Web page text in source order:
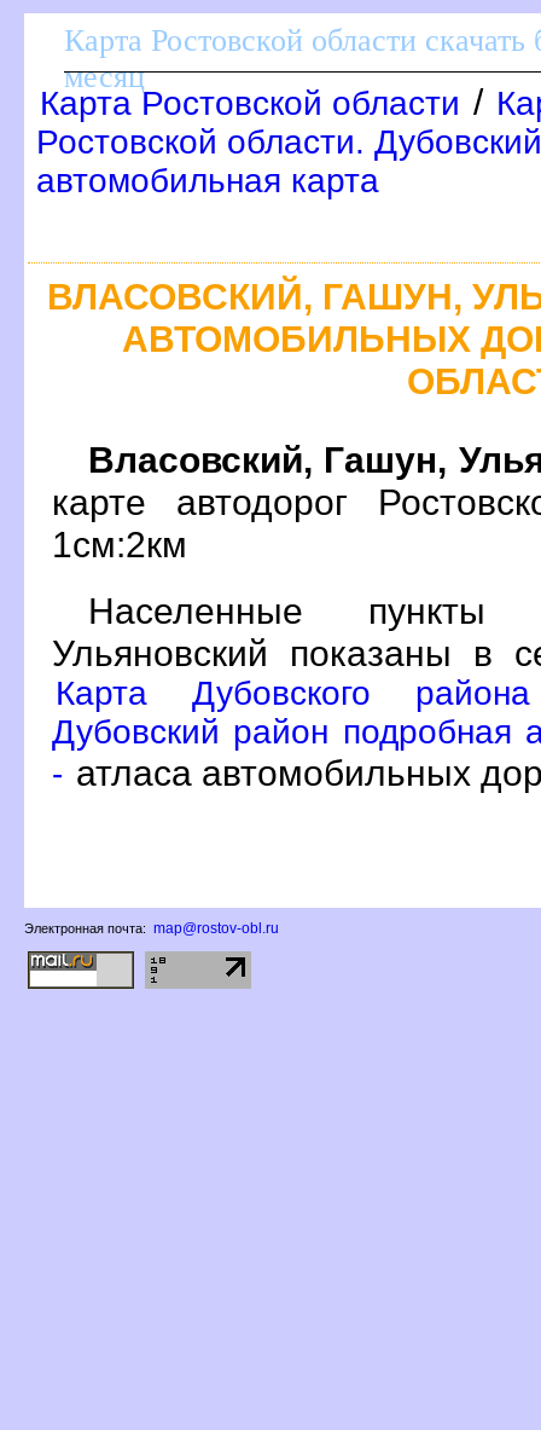
Карта Ростовской области
месяц
Карта Ростовской области /
Ростовской области.
автомобильная карта
ЛАСОВСКИЙ, ГАШУН,
АВТОМОБИЛЬНЫХ
ласовский, Гашун,
карте автодорог
1см:2км
Населенные пункты
Ульяновский показаны в
Карта Дубовского
Дубовский район подробная
- атласа автомобильных
Электронная почта: map@rostov-obl.ru